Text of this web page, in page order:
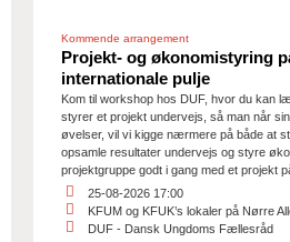
Kommende arrangement
Projekt- og økonomistyring
internationale pulje
Kom til workshop hos DUF, hvor du kan
styrer et projekt undervejs, så man når
øvelser, vil vi kigge nærmere på både at
opsamle resultater undervejs og styre
projektgruppe godt i gang med et projekt
25-08-2026 17:00
KFUM og KFUK’s lokaler på Nørre
DUF - Dansk Ungdoms Fællesråd